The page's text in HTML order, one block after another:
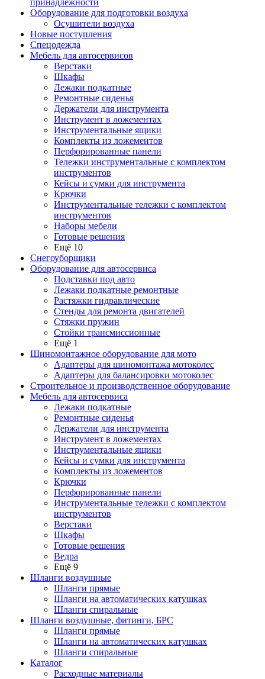
принадлежности
Оборудование для подготовки воздуха
Осушители воздуха
Новые поступления
Спецодежда
Мебель для автосервисов
Верстаки
Шкафы
Лежаки подкатные
Ремонтные сиденья
Держатели для инструмента
Инструмент в ложементах
Инструментальные ящики
Комплекты из ложементов
Перфорированные панели
Тележки инструментальные с комплектом
инструментов
Кейсы и сумки для инструмента
Крючки
Инструментальные тележки с комплектом
инструментов
Наборы мебели
Готовые решения
Ещё 10
Снегоуборщики
Оборудование для автосервиса
Подставки под авто
Лежаки подкатные ремонтные
Растяжки гидравлические
Стенды для ремонта двигателей
Стяжки пружин
Стойки трансмиссионные
Ещё 1
Шиномонтажное оборудование для мото
Адаптеры для шиномонтажа мотоколес
Адаптеры для балансировки мотоколес
Строительное и производственное оборудование
Мебель для автосервиса
Лежаки подкатные
Ремонтные сиденья
Держатели для инструмента
Инструмент в ложементах
Инструментальные ящики
Кейсы и сумки для инструмента
Комплекты из ложементов
Крючки
Перфорированные панели
Инструментальные тележки с комплектом
инструментов
Верстаки
Шкафы
Готовые решения
Ведра
Ещё 9
Шланги воздушные
Шланги прямые
Шланги на автоматических катушках
Шланги спиральные
Шланги воздушные, фитинги, БРС
Шланги прямые
Шланги на автоматических катушках
Шланги спиральные
Каталог
Расходные материалы